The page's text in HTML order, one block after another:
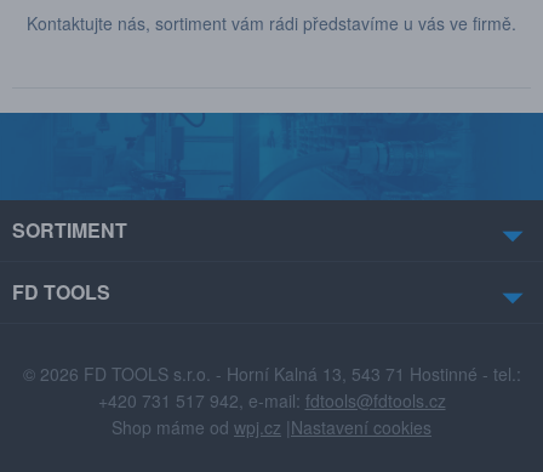
Kontaktujte nás, sortiment vám rádi představíme u vás ve firmě.
SORTIMENT
FD TOOLS
© 2026 FD TOOLS s.r.o. - Horní Kalná 13, 543 71 Hostinné - tel.:
+420 731 517 942, e-mail: fdtools@fdtools.cz
Shop máme od wpj.cz |Nastavení cookies